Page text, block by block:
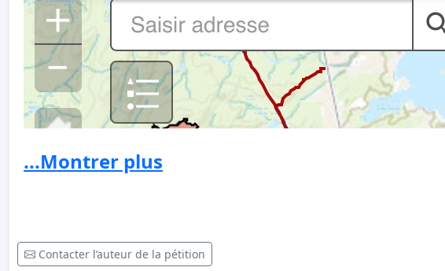
...Montrer plus
Contacter l’auteur de la pétition